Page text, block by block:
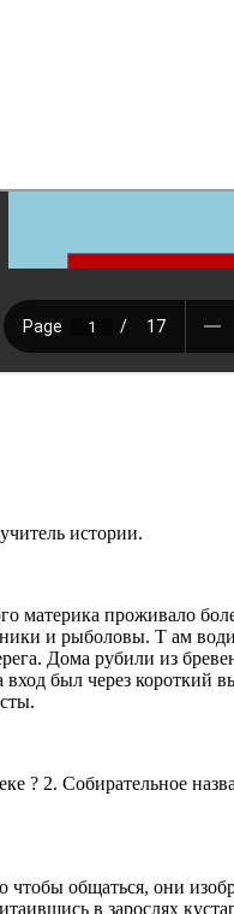
истории.
материка проживало
и рыболовы. Т ам
Дома рубили из
был через
? 2. Собирательное
общаться, они
в зарослях